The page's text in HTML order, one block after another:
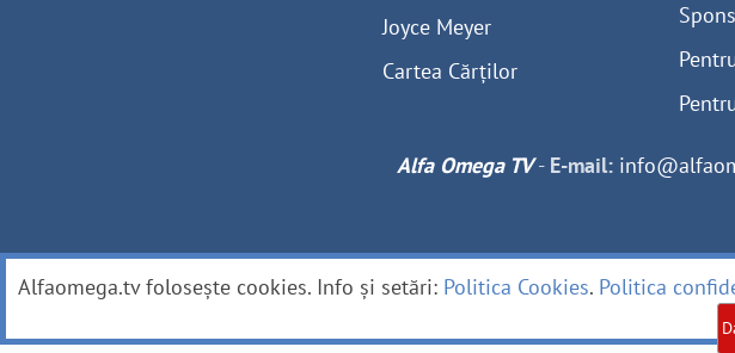
Joyce Meyer
Cartea Cărților
Alfa Omega TV- E-mail:
Alfaomega.tv folosește cookies. Info și setări: Politica Cookies. Politica